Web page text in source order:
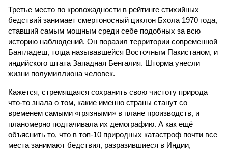
Третье место по кровожадности в рейтинге стихийных
бедствий занимает смертоносный циклон Бхола 1970 года,
ставший самым мощным среди себе подобных за всю
историю наблюдений. Он поразил территории современной
Бангладеш, тогда называвшейся Восточным Пакистаном, и
индийского штата Западная Бенгалия. Шторма унесли
жизни полумиллиона человек.
Кажется, стремящаяся сохранить свою чистоту природа
что-то знала о том, какие именно страны станут со
временем самыми «грязными» в плане производств, и
планомерно подтачивала их демографию. А как ещё
объяснить то, что в топ-10 природных катастроф почти все
места занимают бедствия, разразившиеся в Индии,